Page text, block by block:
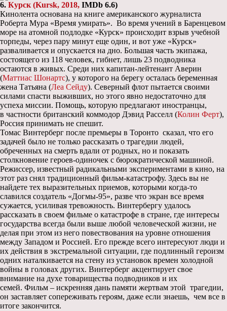
6. Курск (Kursk, 2018, IMDb 6.6)
Кинолента основана на книге американского журналиста
Роберта Мура «Время умирать». Во время учений в Баренцевом
море на атомной подлодке «Курск» происходит взрыв учебной
торпеды, через пару минут еще один, и вот уже «Курск»
разваливается и опускается на дно. Большая часть экипажа,
состоящего из 118 человек, гибнет, лишь 23 подводника
остаются в живых. Среди них капитан-лейтенант Аверин
(Маттиас Шонартс), у которого на берегу осталась беременная
жена Татьяна (Леа Сейду). Северный флот пытается своими
силами спасти выживших, но этого явно недостаточно для
успеха миссии. Помощь, которую предлагают иностранцы,
в частности британский коммодор Дэвид Расселл (Колин Ферт),
Россия принимать не спешит.
Томас Винтерберг после премьеры в Торонто сказал, что его
задачей было не только рассказать о трагедии людей,
обреченных на смерть вдали от родных, но и показать
столкновение героев-одиночек с бюрократической машиной.
Режиссер, известный радикальными экспериментами в кино, на
этот раз снял традиционный фильм-катастрофу. Здесь вы не
найдете тех выразительных приемов, которыми когда-то
славился создатель «Догмы-95», разве что экран все время
сужается, усиливая тревожность. Винтербергу удалось
рассказать в своем фильме о катастрофе в стране, где интересы
государства всегда были выше любой человеческой жизни, не
делая при этом из него повествования на уровне отношения
между Западом и Россией. Его прежде всего интересуют люди и
их действия в экстремальной ситуации, где подлинный героизм
одних наталкивается на стену из установок времен холодной
войны в головах других. Винтерберг акцентирует свое
внимание на духе товарищества подводников и их
семей. Фильм – искренняя дань памяти жертвам этой трагедии,
он заставляет сопереживать героям, даже если знаешь, чем все в
итоге закончится.